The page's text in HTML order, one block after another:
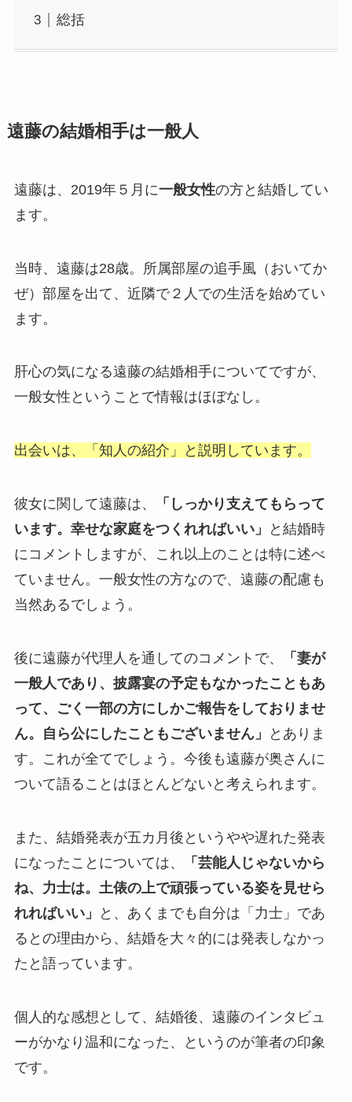
総括
遠藤の結婚相手は一般人
遠藤は、2019年５月に一般女性の方と結婚してい
ます。
当時、遠藤は28歳。所属部屋の追手風（おいてか
ぜ）部屋を出て、近隣で２人での生活を始めてい
ます。
肝心の気になる遠藤の結婚相手についてですが、
一般女性ということで情報はほぼなし。
出会いは、「知人の紹介」と説明しています。
彼女に関して遠藤は、
「しっかり支えてもらって
います。幸せな家庭をつくれればいい」
と結婚時
にコメントしますが、これ以上のことは特に述べ
ていません。一般女性の方なので、遠藤の配慮も
当然あるでしょう。
後に遠藤が代理人を通してのコメントで、
「妻が
一般人であり、披露宴の予定もなかったこともあ
って、ごく一部の方にしかご報告をしておりませ
ん。自ら公にしたこともございません」
とありま
す。これが全てでしょう。今後も遠藤が奥さんに
ついて語ることはほとんどないと考えられます。
また、結婚発表が五カ月後というやや遅れた発表
になったことについては、
「芸能人じゃないから
ね、力士は。土俵の上で頑張っている姿を見せら
れればいい」
と、あくまでも自分は「力士」であ
るとの理由から、結婚を大々的には発表しなかっ
たと語っています。
個人的な感想として、結婚後、遠藤のインタビュ
ーがかなり温和になった、というのが筆者の印象
です。